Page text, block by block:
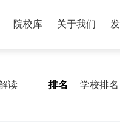
院校库 关于我们
读 排名 学校排名